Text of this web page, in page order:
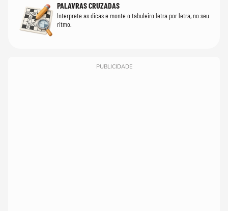
PALAVRAS CRUZADAS
Interprete as dicas e monte o tabuleiro letra por letra, no seu
ritmo.
PUBLICIDADE